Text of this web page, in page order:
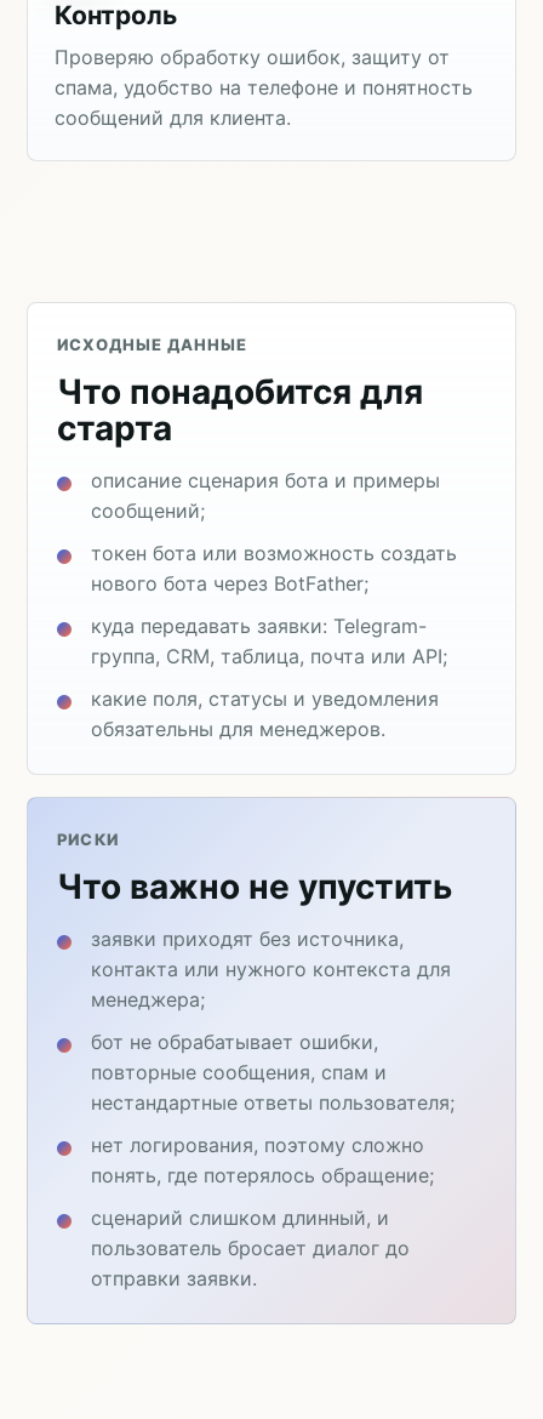
Контроль
Проверяю обработку ошибок, защиту от
спама, удобство на телефоне и понятность
сообщений для клиента.
ИСХОДНЫЕ ДАННЫЕ
Что понадобится для
старта
описание сценария бота и примеры
сообщений;
токен бота или возможность создать
нового бота через BotFather;
куда передавать заявки: Telegram-
группа, CRM, таблица, почта или API;
какие поля, статусы и уведомления
обязательны для менеджеров.
РИСКИ
Что важно не упустить
заявки приходят без источника,
контакта или нужного контекста для
менеджера;
бот не обрабатывает ошибки,
повторные сообщения, спам и
нестандартные ответы пользователя;
нет логирования, поэтому сложно
понять, где потерялось обращение;
сценарий слишком длинный, и
пользователь бросает диалог до
отправки заявки.